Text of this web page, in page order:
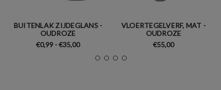
BUITENLAK ZIJDEGLANS -
OUDROZE
€0,99 - €35,00
VLOERTEGELVERF, MAT -
OUDROZE
€55,00